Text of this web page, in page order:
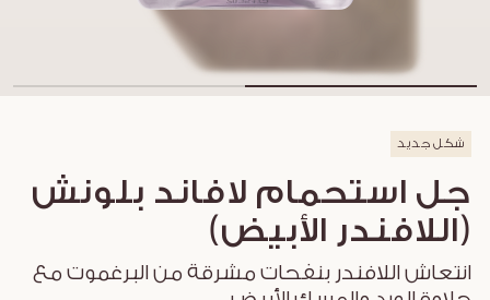
شكل جديد
جل استحمام لافاند بلونش
(اللافندر الأبيض)
انتعاش اللافندر بنفحات مشرقة من البرغموت مع